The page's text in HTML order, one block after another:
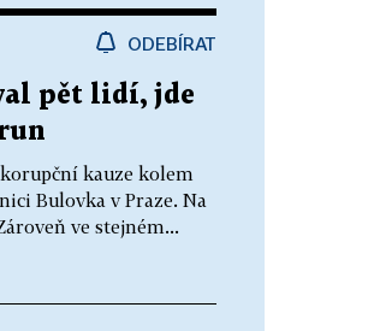
ODEBÍRAT
pět lidí, jde
kauze kolem
Bulovka v Praze. Na
ve stejném...